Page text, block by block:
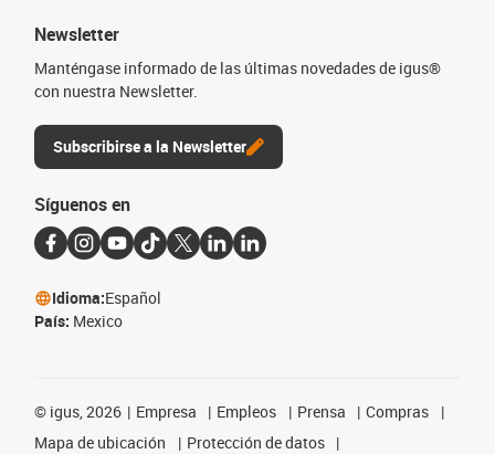
Newsletter
Manténgase informado de las últimas novedades de igus®
con nuestra Newsletter.
Subscribirse a la Newsletter
Síguenos en
Idioma:Español
País: Mexico
© igus, 2026 Empresa Empleos Prensa
Compras
Mapa de ubicación
Protección de datos